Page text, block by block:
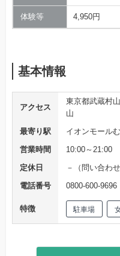
体験等 4,950円
基本情報
アクセス
東京都武蔵村
山
最寄り駅
イオンモール
営業時間
10:00～21:00
定休日
－（問い合わせ
電話番号
0800-600-9696
特徴 駐車場